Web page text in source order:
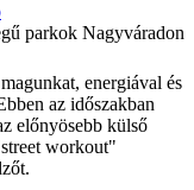
parkok Nagyváradon
energiával és
az időszakban
előnyösebb külső
workout"